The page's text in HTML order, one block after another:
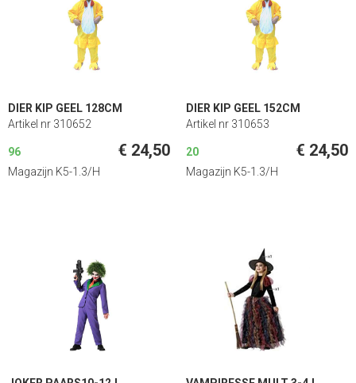
DIER KIP GEEL 128CM
Artikel nr 310652
96 € 24,50
Magazijn K5-1.3/H
DIER KIP GEEL 152CM
Artikel nr 310653
20 € 24,50
Magazijn K5-1.3/H